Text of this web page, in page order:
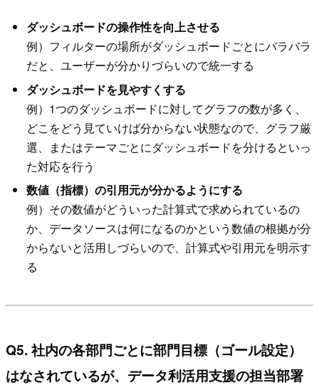
ダッシュボードの操作性を向上させる
例）フィルターの場所がダッシュボードごとにバラバラ
だと、ユーザーが分かりづらいので統一する
ダッシュボードを見やすくする
例）1つのダッシュボードに対してグラフの数が多く、
どこをどう見ていけば分からない状態なので、グラフ厳
選、またはテーマごとにダッシュボードを分けるといっ
た対応を行う
数値（指標）の引用元が分かるようにする
例）その数値がどういった計算式で求められているの
か、データソースは何になるのかという数値の根拠が分
からないと活用しづらいので、計算式や引用元を明示す
る
Q5. 社内の各部門ごとに部門目標（ゴール設定）
はなされているが、データ利活用支援の担当部署